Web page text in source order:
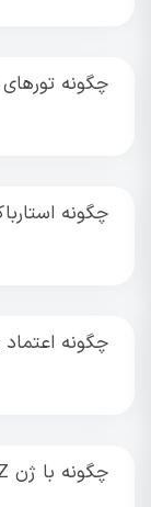
چگونه
چگونه
چگونه
چگونه با ژن Z ارتباط مؤثر برقرار کنیم؟